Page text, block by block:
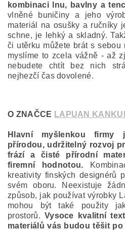
kombinaci lnu, bavlny a
vlněné buničiny a jeho
materiál na osušky a ručníky
schne, je lehký a skladný.
či utěrku můžete brát s sebou
myslíme to zcela vážně - až
nebudete chtít bez nich
nejhezčí čas dovolené.
O ZNAČCE LAPUAN
Hlavní myšlenkou
přírodou, udržitelný rozvoj
frází a čisté přírodní
firemní hodnotou.
kreativity finských designérů
svém oboru. Neexistuje
způsob, jak používat výrobky
mohou být také použity
prostorů. Vysoce kvalitní
materiálů vás budou těšit po